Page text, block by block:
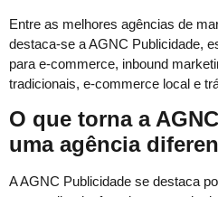
Entre as melhores agências de
destaca-se a AGNC Publicidade,
para e-commerce, inbound
tradicionais, e-commerce local e
O que torna a
uma agência
A AGNC Publicidade se destaca